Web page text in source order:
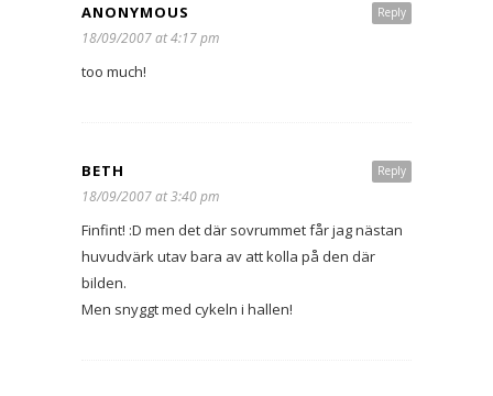
Reply
ANONYMOUS
18/09/2007 at 4:17 pm
too much!
Reply
BETH
18/09/2007 at 3:40 pm
Finfint! :D men det där sovrummet får jag nästan
huvudvärk utav bara av att kolla på den där
bilden.
Men snyggt med cykeln i hallen!